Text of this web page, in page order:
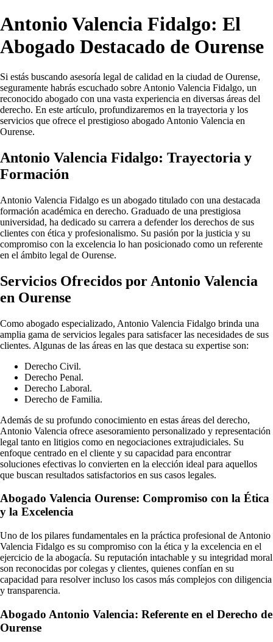
Antonio Valencia Fidalgo: El
Abogado Destacado de Ourense
Si estás buscando asesoría legal de calidad en la ciudad de Ourense,
seguramente habrás escuchado sobre Antonio Valencia Fidalgo, un
reconocido abogado con una vasta experiencia en diversas áreas del
derecho. En este artículo, profundizaremos en la trayectoria y los
servicios que ofrece el prestigioso abogado Antonio Valencia en
Ourense.
Antonio Valencia Fidalgo: Trayectoria y
Formación
Antonio Valencia Fidalgo es un abogado titulado con una destacada
formación académica en derecho. Graduado de una prestigiosa
universidad, ha dedicado su carrera a defender los derechos de sus
clientes con ética y profesionalismo. Su pasión por la justicia y su
compromiso con la excelencia lo han posicionado como un referente
en el ámbito legal de Ourense.
Servicios Ofrecidos por Antonio Valencia
en Ourense
Como abogado especializado, Antonio Valencia Fidalgo brinda una
amplia gama de servicios legales para satisfacer las necesidades de sus
clientes. Algunas de las áreas en las que destaca su expertise son:
Derecho Civil.
Derecho Penal.
Derecho Laboral.
Derecho de Familia.
Además de su profundo conocimiento en estas áreas del derecho,
Antonio Valencia ofrece asesoramiento personalizado y representación
legal tanto en litigios como en negociaciones extrajudiciales. Su
enfoque centrado en el cliente y su capacidad para encontrar
soluciones efectivas lo convierten en la elección ideal para aquellos
que buscan resultados satisfactorios en sus casos legales.
Abogado Valencia Ourense: Compromiso con la Ética
y la Excelencia
Uno de los pilares fundamentales en la práctica profesional de Antonio
Valencia Fidalgo es su compromiso con la ética y la excelencia en el
ejercicio de la abogacía. Su reputación intachable y su integridad moral
son reconocidas por colegas y clientes, quienes confían en su
capacidad para resolver incluso los casos más complejos con diligencia
y transparencia.
Abogado Antonio Valencia: Referente en el Derecho de
Ourense